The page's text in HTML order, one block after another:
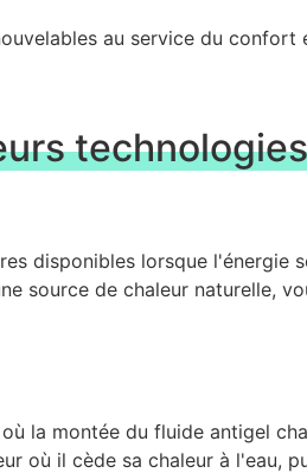
technologies
disponibles lorsque l'énergie
source de chaleur naturelle,
la montée du fluide antigel
où il cède sa chaleur à l'eau,